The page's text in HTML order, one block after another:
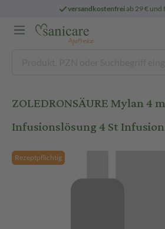
versandkostenfreiab 29 € und
ZOLEDRONSÄURE Mylan 4
Infusionslösung 4 St
Rezeptpflichtig